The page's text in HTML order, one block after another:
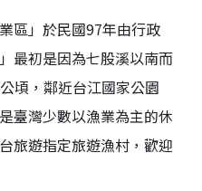
區」於民國97年由行政
最初是因為七股溪以南而
頃，鄰近台江國家公園
臺灣少數以漁業為主的休
旅遊指定旅遊漁村，歡迎